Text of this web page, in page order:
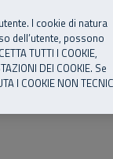
utili Supporto
I cookie di natura
dell’utente, possono
TUTTI I COOKIE,
DEI COOKIE. Se
I COOKIE NON